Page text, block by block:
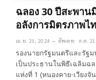
ฉลอง 30 ปีสะพาน
อลังการมิตรภาพไ
เม.ย. 21, 2024 อัพเดท: ก.ค.
รองนายกรัฐมนตรีและรัฐม
เป็นประธานในพิธีเฉลิมฉ
แห่งที่ 1 (หนองคาย-เวียงจั